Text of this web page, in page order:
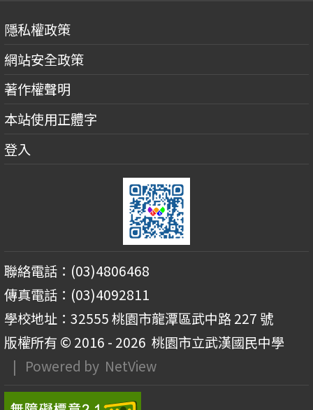
隱私權政策
網站安全政策
著作權聲明
本站使用正體字
登入
聯絡電話：(03)4806468
傳真電話：(03)4092811
學校地址：32555 桃園市龍潭區武中路 227 號
版權所有 © 2016 - 2026 桃園市立武漢國民中學
| Powered by NetView